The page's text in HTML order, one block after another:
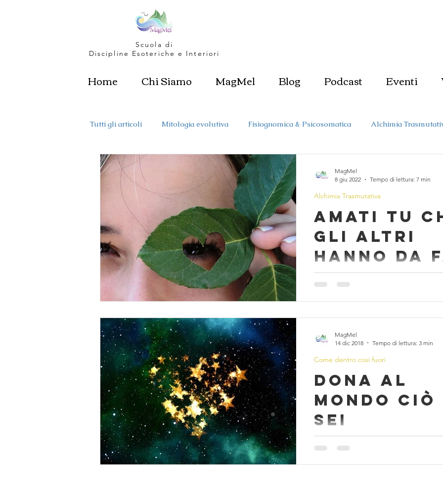
Scuola di
Discipline Esoteriche e Interiori
Home Chi Siamo MagMel Blog Podcast Eventi
Tutti gli articoli Mitologia evolutiva Fisiognomica & Psicosomatica Alchimia
Calendario e Ruota dell'Anno Metafisica & Dimensioni
Biofilia e Natura Come dentro così fuori Magia
Amati tu
gli altri
hanno da
frasi e massime da guru sui social e,
generale, sul web. Ci viene detto
Alchimia Trasmutativa
MagMel
8 giu 2022
Tempo di lettura: 7 min
Dona al
mondo ciò
sei
pubblicazione di romanzi mi ha
alcuni interventi e laboratori nelle
Come dentro così fuori
MagMel
14 dic 2018
Tempo di lettura: 3 min